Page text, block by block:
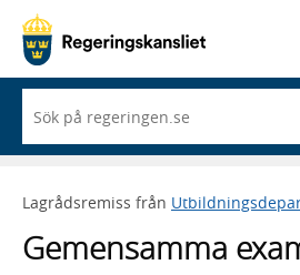
du
börjar
skriva
framträder
lista
med
Lagrådsremiss från
Gemensamma